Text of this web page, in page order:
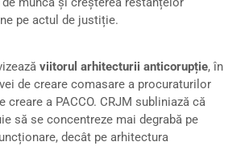
pe actul de justiție.
viitorul arhitecturii anticorupție, în
de creare comasare a procuraturilor
creare a PACCO. CRJM subliniază că
să se concentreze mai degrabă pe
decât pe arhitectura